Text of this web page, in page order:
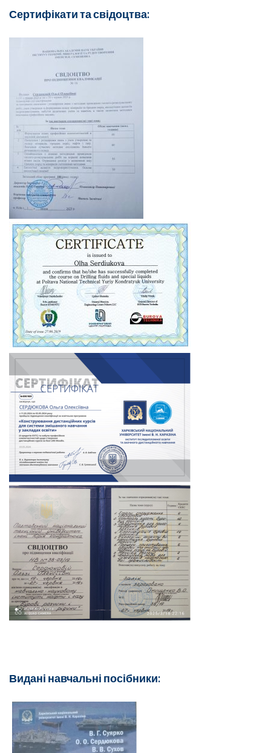
Сертифікати та свідоцтва:
Видані навчальні посібники: